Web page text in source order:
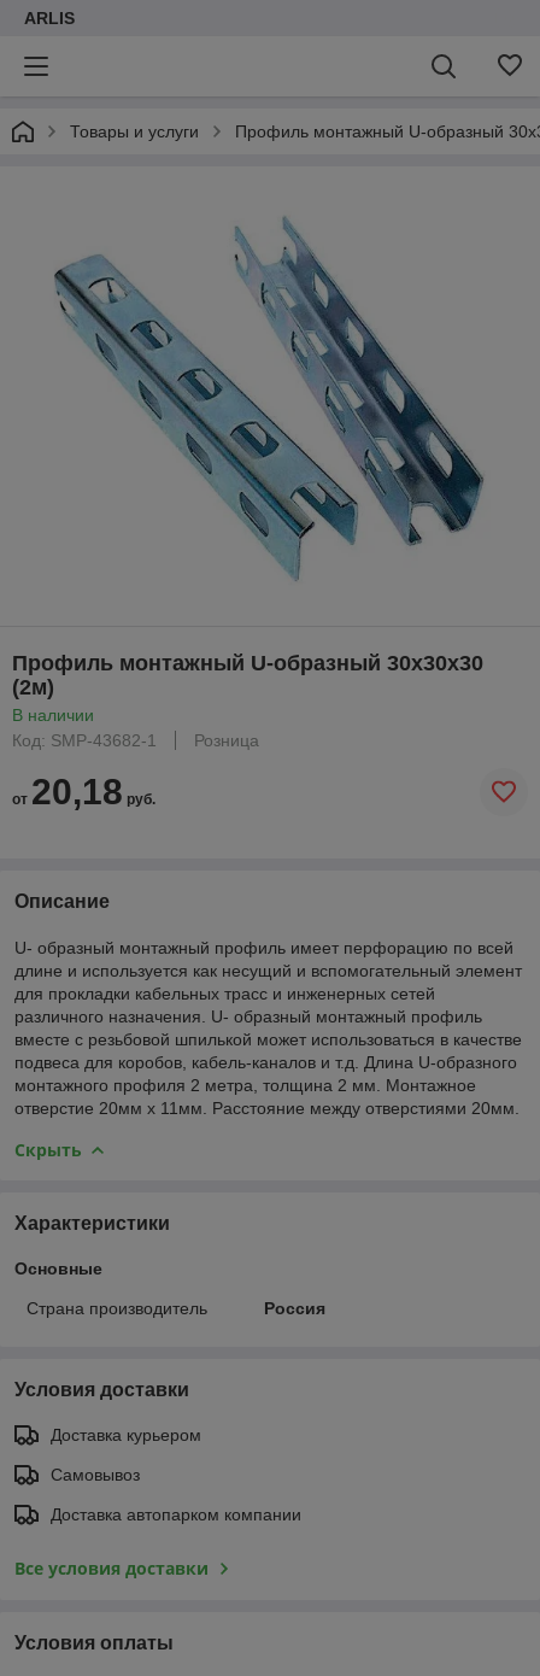
ARLIS
Товары и услуги Профиль монтажный U-образный
Профиль монтажный U-образный 30х30х30
(2м)
В наличии
Код: SMP-43682-1
Розница
от 20,18 руб.
Описание
U- образный монтажный профиль имеет перфорацию по всей
длине и используется как несущий и вспомогательный элемент
для прокладки кабельных трасс и инженерных сетей
различного назначения. U- образный монтажный профиль
вместе с резьбовой шпилькой может использоваться в качестве
подвеса для коробов, кабель-каналов и т.д. Длина U-образного
монтажного профиля 2 метра, толщина 2 мм. Монтажное
отверстие 20мм х 11мм. Расстояние между отверстиями 20мм.
Скрыть
Характеристики
Основные
Страна производитель Россия
Условия доставки
Доставка курьером
Самовывоз
Доставка автопарком компании
Все условия доставки
Условия оплаты